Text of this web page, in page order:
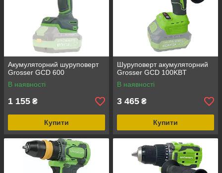
Акумуляторний шуруповерт
Grosser GCD 600
В наявності
1 155 ₴
Купити
Шуруповерт акумуляторний
Grosser GCD 100KBT
В наявності
3 465 ₴
Купити